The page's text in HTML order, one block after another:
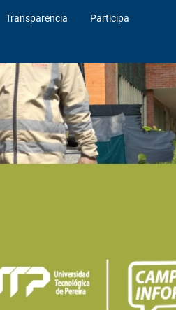
Transparencia Participa